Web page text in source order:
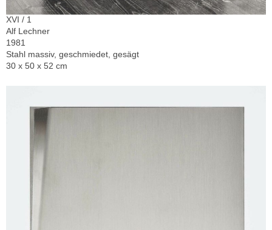
XVI / 1
Alf Lechner
1981
Stahl massiv, geschmiedet, gesägt
30 x 50 x 52 cm